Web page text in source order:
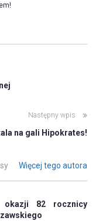
Następny wpis
na gali Hipokrates!
Więcej tego autora
82 rocznicy